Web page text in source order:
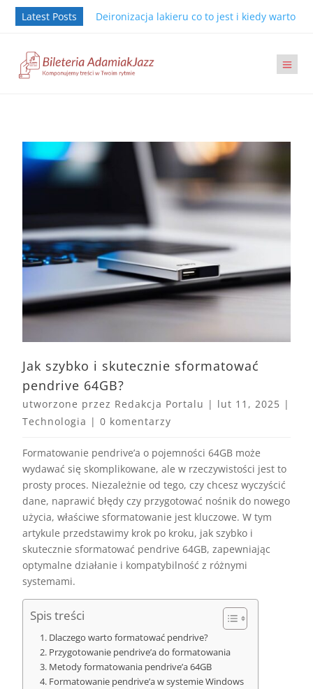
Latest Posts Deironizacja lakieru co to jest i kiedy warto ją
Jak szybko i skutecznie sformatować
pendrive 64GB?
utworzone przez Redakcja Portalu | lut 11, 2025 |
Technologia |0 komentarzy
Formatowanie pendrive’a o pojemności 64GB może
wydawać się skomplikowane, ale w rzeczywistości jest to
prosty proces. Niezależnie od tego, czy chcesz wyczyścić
dane, naprawić błędy czy przygotować nośnik do nowego
użycia, właściwe sformatowanie jest kluczowe. W tym
artykule przedstawimy krok po kroku, jak szybko i
skutecznie sformatować pendrive 64GB, zapewniając
optymalne działanie i kompatybilność z różnymi
systemami.
Spis treści
Dlaczego warto formatować pendrive?
Przygotowanie pendrive’a do formatowania
Metody formatowania pendrive’a 64GB
Formatowanie pendrive’a w systemie Windows